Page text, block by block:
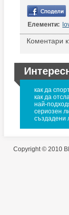
Елементи:
Коментари
как да
как да
най-
сериозен
създадени
Copyright © 2010